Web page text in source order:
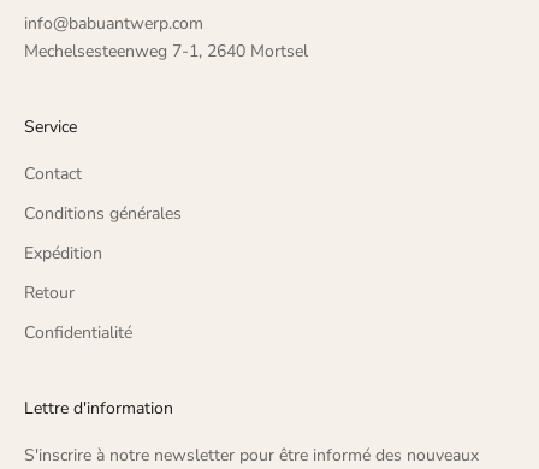
info@babuantwerp.com
Mechelsesteenweg 7-1, 2640 Mortsel
Service
Contact
Conditions générales
Expédition
Retour
Confidentialité
Lettre d'information
S'inscrire à notre newsletter pour être informé des nouveaux